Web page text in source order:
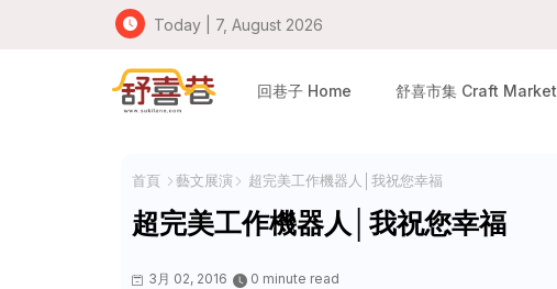
Today | 7, August 2026
回巷子 Home 舒喜市集 Craft Market
首頁 藝文展演 超完美工作機器人│我祝您幸福
超完美工作機器人│我祝您幸福
3月 02, 2016 0 minute read